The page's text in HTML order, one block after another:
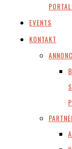
EVENTS
KONTAKT